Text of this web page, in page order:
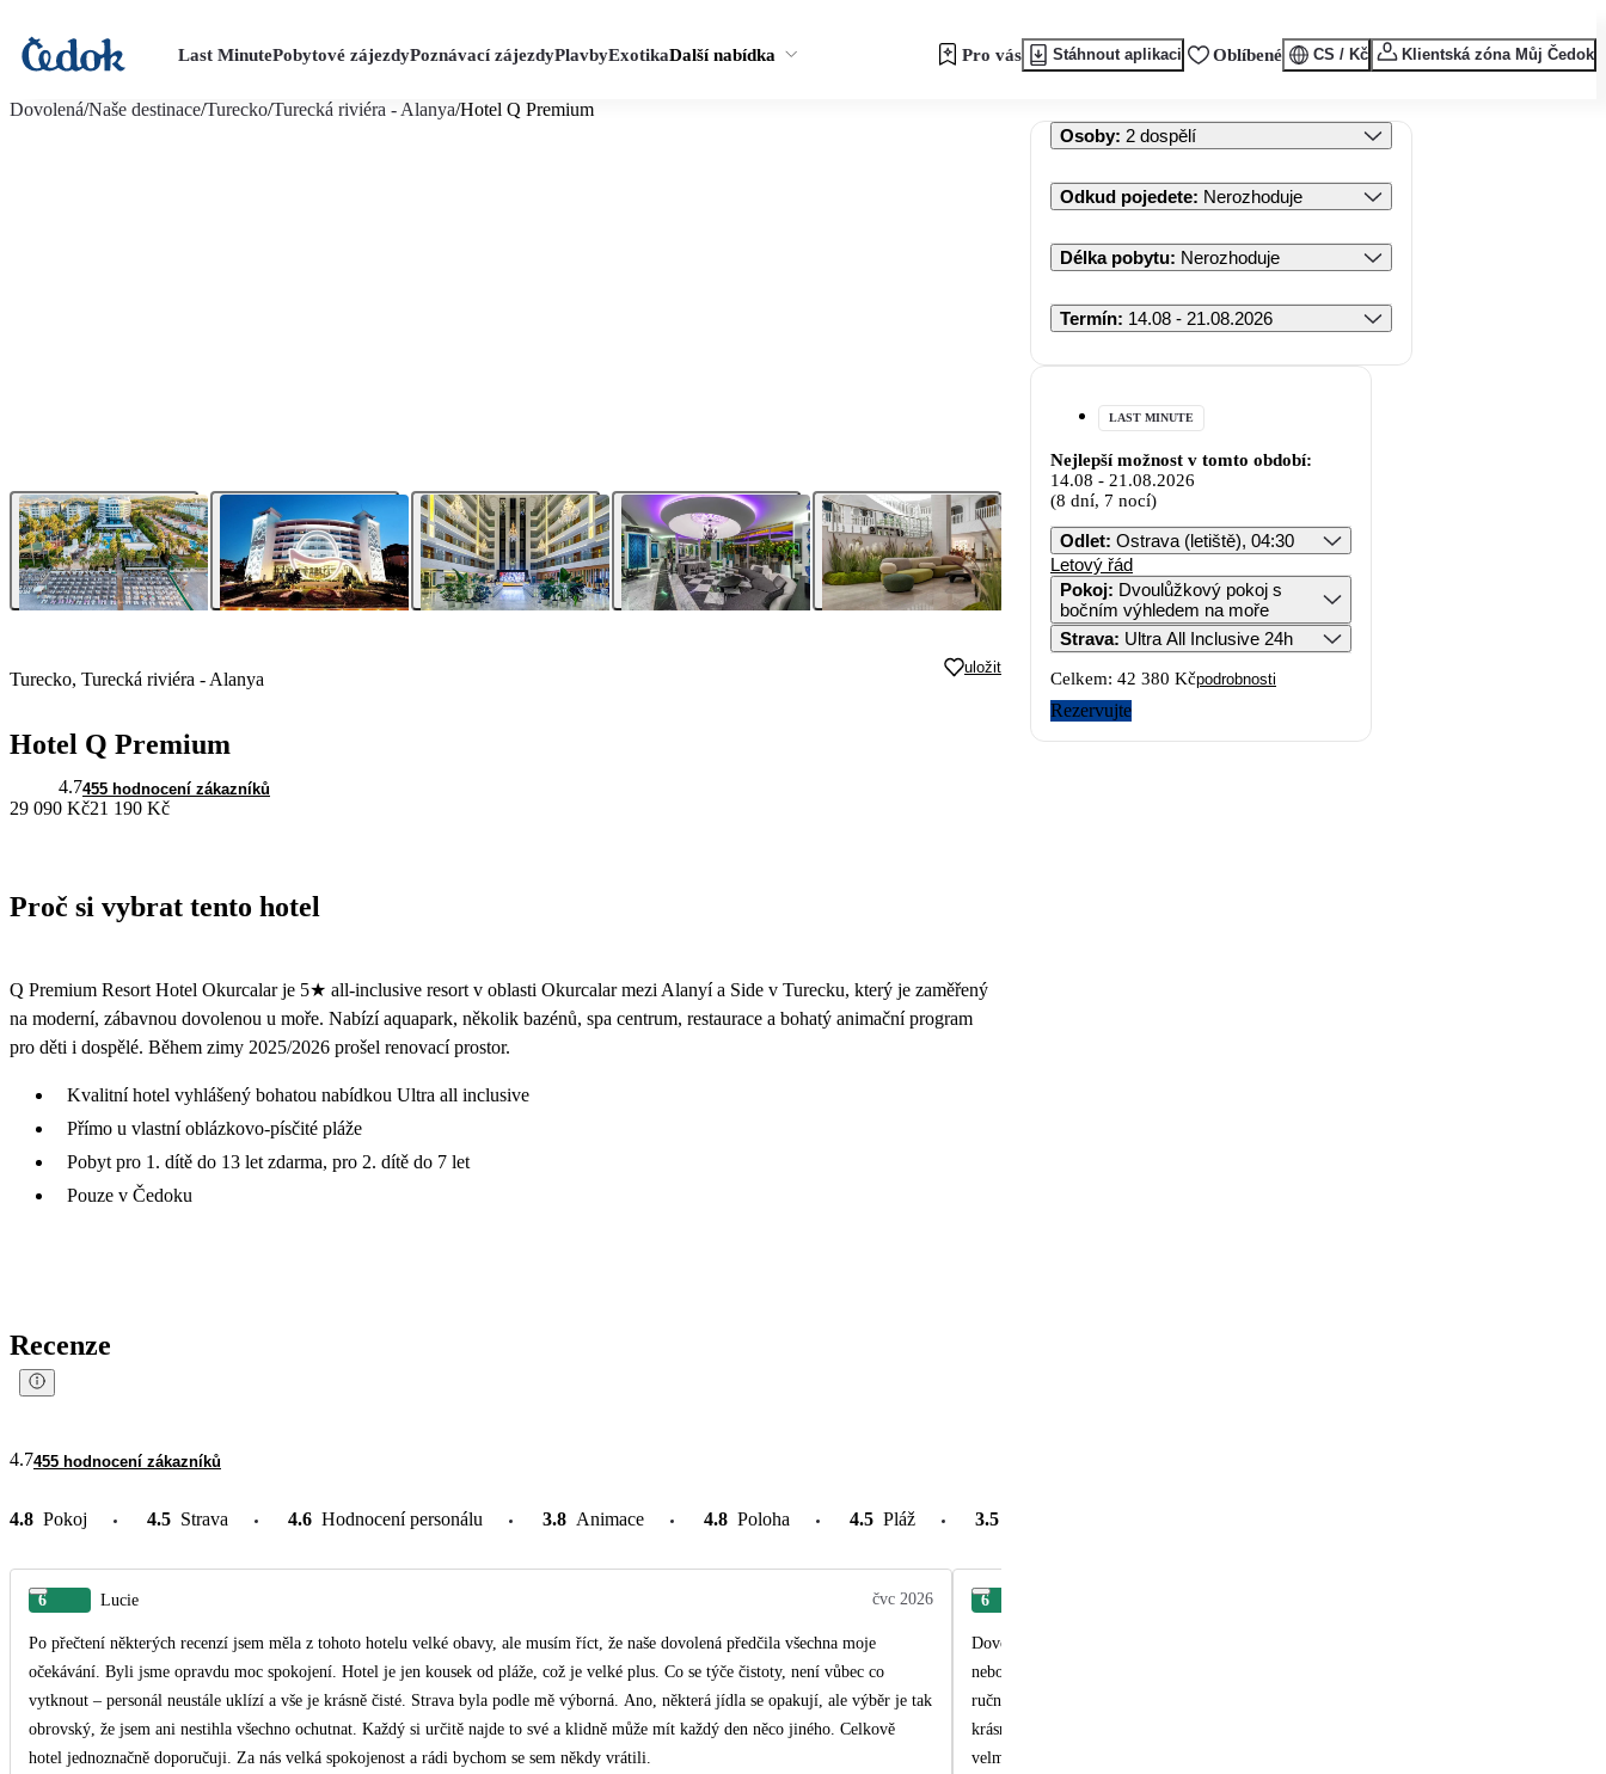
Last MinutePobytové zájezdyPoznávací zájezdyPlavbyExotikaDalší nabídka Pro vás Stáhnout aplikaci Oblíbené CS / Kč Klientská zóna Můj Čedok
Dovolená/Naše destinace/Turecko/Turecká riviéra - Alanya/Hotel Q Premium
Turecko, Turecká riviéra - Alanya
uložit
Hotel Q Premium
4.7455 hodnocení zákazníků
29 090 Kč21 190 Kč
Proč si vybrat tento hotel
Q Premium Resort Hotel Okurcalar je 5★ all-inclusive resort v oblasti Okurcalar mezi Alanyí a Side v Turecku, který je zaměřený
na moderní, zábavnou dovolenou u moře. Nabízí aquapark, několik bazénů, spa centrum, restaurace a bohatý animační program
pro děti i dospělé. Během zimy 2025/2026 prošel renovací prostor.
Kvalitní hotel vyhlášený bohatou nabídkou Ultra all inclusive
Přímo u vlastní oblázkovo-písčité pláže
Pobyt pro 1. dítě do 13 let zdarma, pro 2. dítě do 7 let
Pouze v Čedoku
Recenze
4.7455 hodnocení zákazníků
4.8 Pokoj 4.5 Strava 4.6 Hodnocení personálu 3.8 Animace 4.8 Poloha 4.5 Pláž 3.5
6 Lucie čvc 2026
Po přečtení některých recenzí jsem měla z tohoto hotelu velké obavy, ale musím říct, že naše dovolená předčila všechna moje
očekávání. Byli jsme opravdu moc spokojení. Hotel je jen kousek od pláže, což je velké plus. Co se týče čistoty, není vůbec co
vytknout – personál neustále uklízí a vše je krásně čisté. Strava byla podle mě výborná. Ano, některá jídla se opakují, ale výběr je tak
obrovský, že jsem ani nestihla všechno ochutnat. Každý si určitě najde to své a klidně může mít každý den něco jiného. Celkově
hotel jednoznačně doporučuji. Za nás velká spokojenost a rádi bychom se sem někdy vrátili.
6
Dovolená byla krásná. Pestrá a chutná strava, dle mého si každý vybere. Bohužel 3 z nás měli jednodenní střevní potíže, jestli z jídla
nebo horka neumím posoudit, protože jsme jedli všichni podobně a ostatním nic nebylo. Každý den jsme měli uklizeno a čisté
ručníky. Hotel je u hlavní silnice, takže v zadních pokojích byla asi slyšet doprava, nemohu
krásným výhledem. Animační program byl slabší, ale nám to nevadilo, byli jsme jen dospělí,
velmi milý a ochotný. Dokonce nás obsloužili i na lehátku u bazénu i na pláži. To jsme zažili
Osoby: 2 dospělí
Odkud pojedete: Nerozhoduje
Délka pobytu: Nerozhoduje
Termín: 14.08 - 21.08.2026
LAST MINUTE
Nejlepší možnost v tomto období:
14.08 - 21.08.2026
(8 dní, 7 nocí)
Odlet: Ostrava (letiště), 04:30
Letový řád
Pokoj: Dvoulůžkový pokoj s
bočním výhledem na moře
Strava: Ultra All Inclusive 24h
Celkem: 42 380 Kčpodrobnosti
Rezervujte